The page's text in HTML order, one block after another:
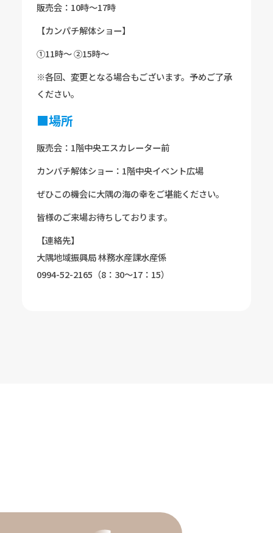
販売会：10時～17時
【カンパチ解体ショー】
①11時～ ②15時～
※各回、変更となる場合もございます。予めご了承
ください。
■場所
販売会：1階中央エスカレーター前
カンパチ解体ショー：1階中央イベント広場
ぜひこの機会に大隅の海の幸をご堪能ください。
皆様のご来場お待ちしております。
【連絡先】
大隅地域振興局 林務水産課水産係
0994-52-2165（8：30～17：15）